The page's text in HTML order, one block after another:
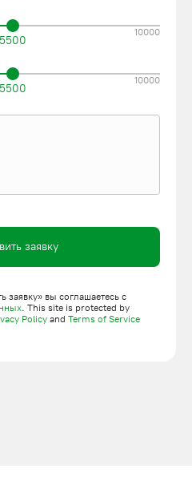
5500
10000
5500
10000
заявку
заявку» вы соглашаетесь с
. This site is protected by
Policy and Terms of Service